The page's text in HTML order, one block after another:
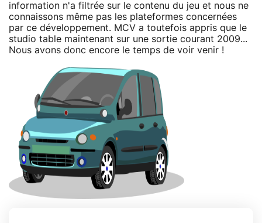
information n'a filtrée sur le contenu du jeu et nous ne
connaissons même pas les plateformes concernées
par ce développement. MCV a toutefois appris que le
studio table maintenant sur une sortie courant 2009...
Nous avons donc encore le temps de voir venir !